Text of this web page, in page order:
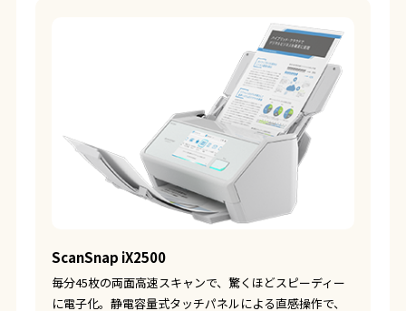
ScanSnap iX2500
毎分45枚の両面高速スキャンで、驚くほどスピーディー
に電子化。静電容量式タッチパネルによる直感操作で、